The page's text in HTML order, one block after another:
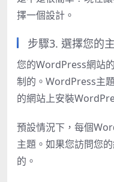
擇一個設計。
步驟3. 選擇您的
您的WordPress網站
制的。WordPress主
的網站上安裝
預設情況下，每個
主題。如果您訪問您
的。